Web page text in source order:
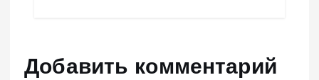
Добавить комментарий